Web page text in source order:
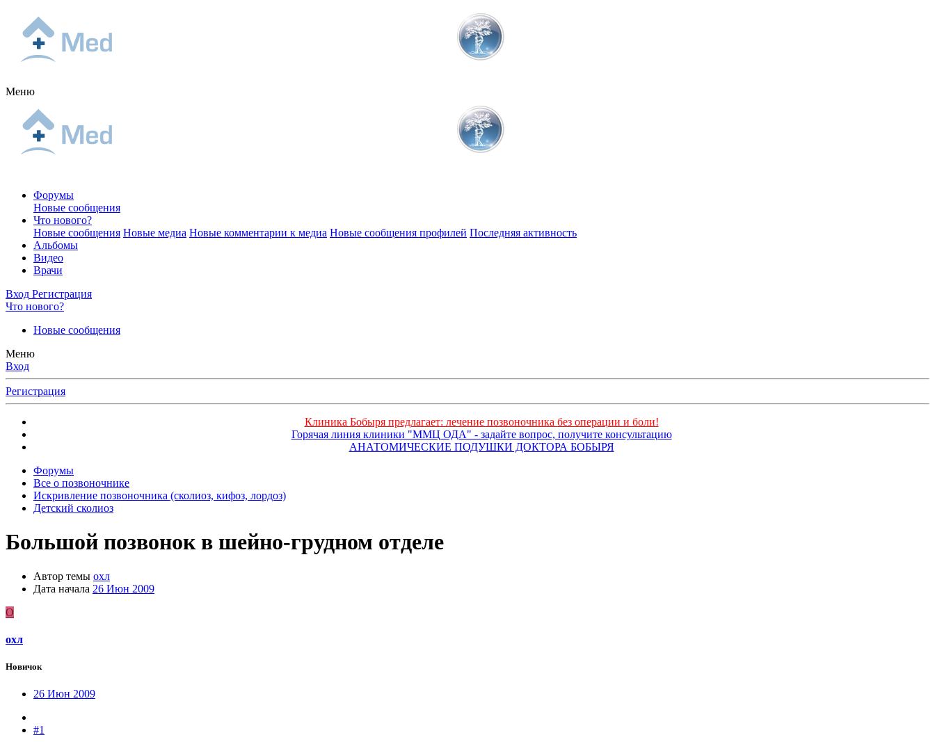
Меню
Форумы
Новые сообщения
Что нового?
Новые сообщения Новые медиа Новые комментарии к медиа Новые сообщения профилей Последняя активность
Альбомы
Видео
Врачи
Вход Регистрация
Что нового?
Новые сообщения
Меню
Вход
Регистрация
Клиника Бобыря предлагает: лечение позвоночника без операции и боли!
Горячая линия клиники "ММЦ ОДА" - задайте вопрос, получите консультацию
АНАТОМИЧЕСКИЕ ПОДУШКИ ДОКТОРА БОБЫРЯ
Форумы
Все о позвоночнике
Искривление позвоночника (сколиоз, кифоз, лордоз)
Детский сколиоз
Большой позвонок в шейно-грудном отделе
Автор темы охл
Дата начала 26 Июн 2009
О
охл
Новичок
26 Июн 2009
#1